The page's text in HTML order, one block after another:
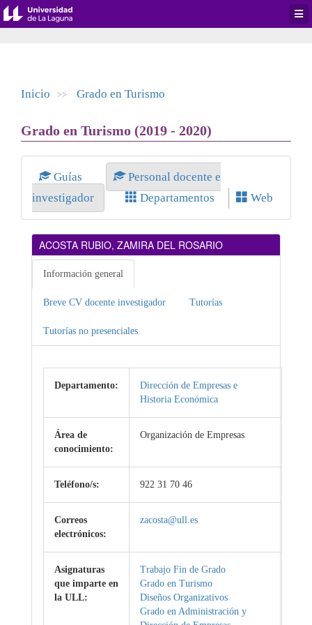
Inicio >> Grado en Turismo
Grado en Turismo (2019 - 2020)
Guías
Personal docente e
investigador
Departamentos Web
ACOSTA RUBIO, ZAMIRA DEL ROSARIO
Información general
Breve CV docente investigador Tutorías
Tutorías no presenciales
Departamento:
Dirección de Empresas e
Historia Económica
Área de
conocimiento:
Organización de Empresas
Teléfono/s: 922 31 70 46
Correos
electrónicos:
zacosta@ull.es
Asignaturas
que imparte en
la ULL:
Trabajo Fin de Grado
Grado en Turismo
Diseños Organizativos
Grado en Administración y